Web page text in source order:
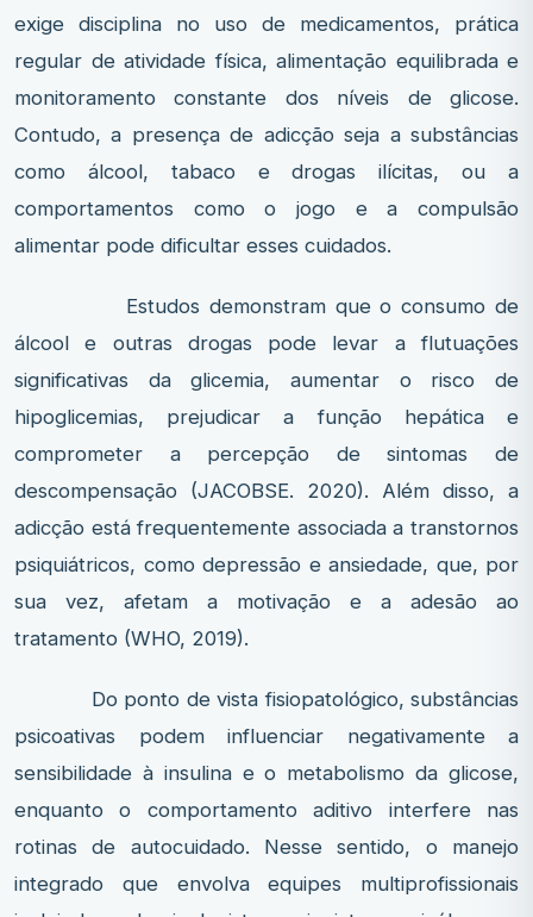
exige disciplina no uso de medicamentos, prática
regular de atividade física, alimentação equilibrada e
monitoramento constante dos níveis de glicose.
Contudo, a presença de adicção seja a substâncias
como álcool, tabaco e drogas ilícitas, ou a
comportamentos como o jogo e a compulsão
alimentar pode dificultar esses cuidados.
Estudos demonstram que o consumo de
álcool e outras drogas pode levar a flutuações
significativas da glicemia, aumentar o risco de
hipoglicemias, prejudicar a função hepática e
comprometer a percepção de sintomas de
descompensação (JACOBSE. 2020). Além disso, a
adicção está frequentemente associada a transtornos
psiquiátricos, como depressão e ansiedade, que, por
sua vez, afetam a motivação e a adesão ao
tratamento (WHO, 2019).
Do ponto de vista fisiopatológico, substâncias
psicoativas podem influenciar negativamente a
sensibilidade à insulina e o metabolismo da glicose,
enquanto o comportamento aditivo interfere nas
rotinas de autocuidado. Nesse sentido, o manejo
integrado que envolva equipes multiprofissionais